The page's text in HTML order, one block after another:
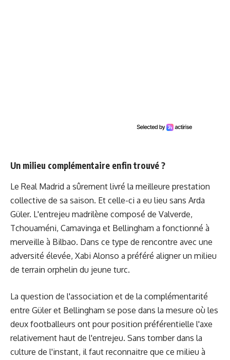
Un milieu complémentaire enfin trouvé ?
Le Real Madrid a sûrement livré la meilleure prestation
collective de sa saison. Et celle-ci a eu lieu sans Arda
Güler. L'entrejeu madrilène composé de Valverde,
Tchouaméni, Camavinga et Bellingham a fonctionné à
merveille à Bilbao. Dans ce type de rencontre avec une
adversité élevée, Xabi Alonso a préféré aligner un milieu
de terrain orphelin du jeune turc.
La question de l'association et de la complémentarité
entre Güler et Bellingham se pose dans la mesure où les
deux footballeurs ont pour position préférentielle l'axe
relativement haut de l'entrejeu. Sans tomber dans la
culture de l'instant, il faut reconnaitre que ce milieu à